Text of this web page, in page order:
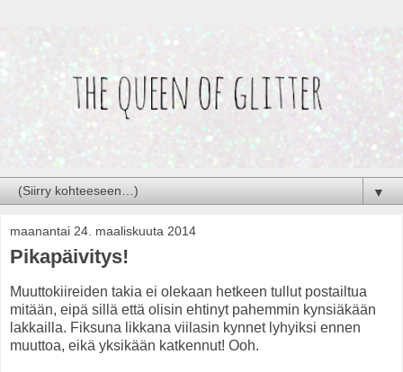
▼
maanantai 24. maaliskuuta 2014
Pikapäivitys!
Muuttokiireiden takia ei olekaan hetkeen tullut postailtua
mitään, eipä sillä että olisin ehtinyt pahemmin kynsiäkään
lakkailla. Fiksuna likkana viilasin kynnet lyhyiksi ennen
muuttoa, eikä yksikään katkennut! Ooh.